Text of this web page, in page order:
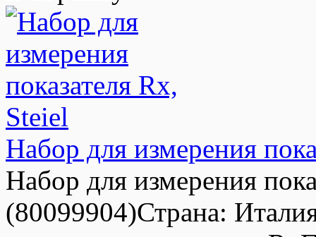
Набор для измерения
Набор для измерения
(80099904)Страна: